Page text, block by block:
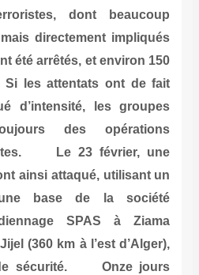
dont beaucoup
directement impliqués
été arrêtés, et environ 150
les attentats ont de fait
d’intensité, les groupes
des opérations
Le 23 février, une
ainsi attaqué, utilisant un
base de la société
SPAS à Ziama
(360 km à l’est d’Alger),
sécurité. Onze jours